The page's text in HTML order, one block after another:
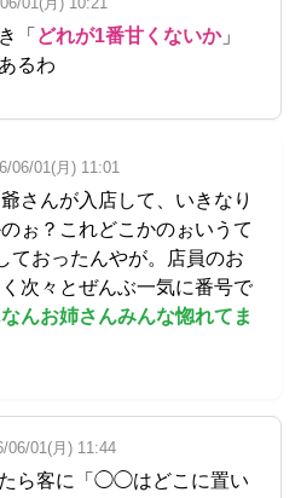
「 どれが1番甘くないか」
るわ
06/01(月) 11:01
さんが入店して、いきなり
ぉ？これどこかのぉいうて
ておったんやが。店員のお
次々とぜんぶ一気に番号で
んお姉さんみんな惚れてま
06/01(月) 11:44
ら客に「◯◯はどこに置い